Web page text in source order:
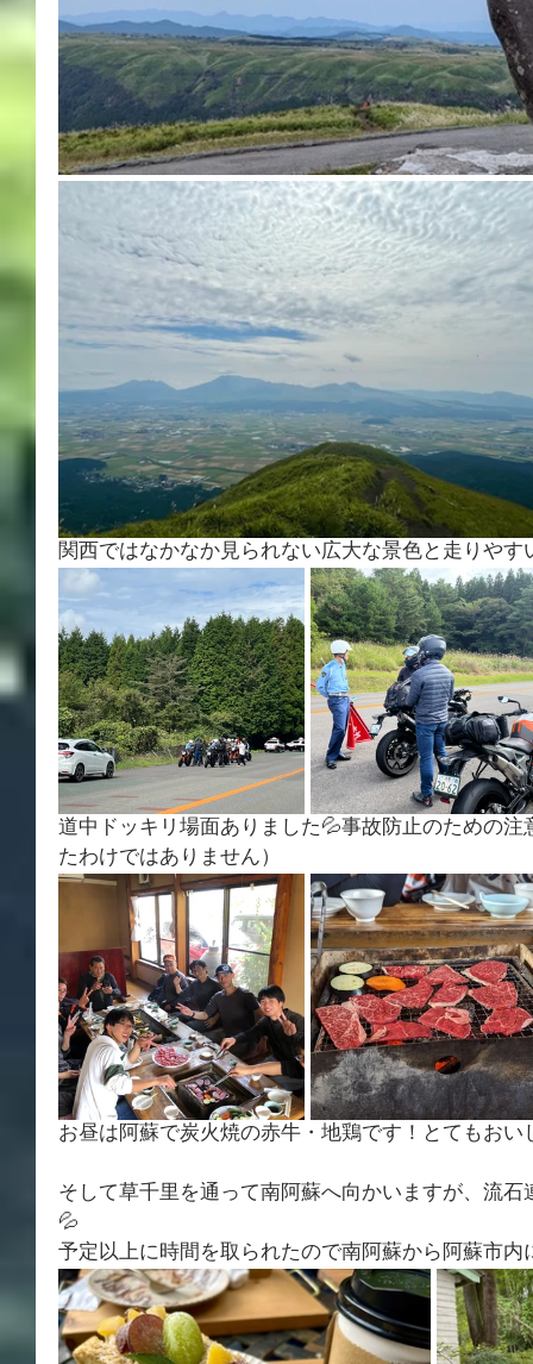
関西ではなかなか見られない広大な景色と走りやす
道中ドッキリ場面ありました💦事故防止のための
たわけではありません）
お昼は阿蘇で炭火焼の赤牛・地鶏です！とてもおい
そして草千里を通って南阿蘇へ向かいますが、流
💦
予定以上に時間を取られたので南阿蘇から阿蘇市内